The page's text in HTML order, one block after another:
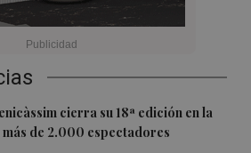
cierra su 18ª edición en la
de 2.000 espectadores